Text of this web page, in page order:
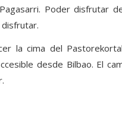
Poder disfrutar
la cima del
desde Bilbao. El